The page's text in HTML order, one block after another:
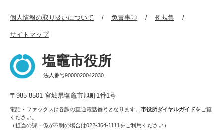
個人情報の取り扱いについて 免責事項 例規集
サイトマップ
塩竈市役所
法人番号9000020042030
〒985-8501 宮城県塩竈市旭町1番1号
電話・ファックスは各課の直通電話番号となります。 市役所ダイヤルガイドをご覧
ください。
（担当の課・係が不明の場合は022-364-1111をご利用ください）